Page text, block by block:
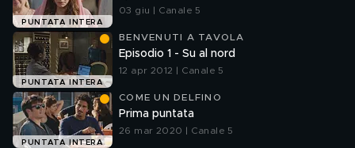
PUNTATA INTERA
03 giu | Canale 5
PUNTATA INTERA
BENVENUTI A TAVOLA
Episodio 1 - Su al nord
12 apr 2012 | Canale 5
PUNTATA INTERA
COME UN DELFINO
Prima puntata
26 mar 2020 | Canale 5